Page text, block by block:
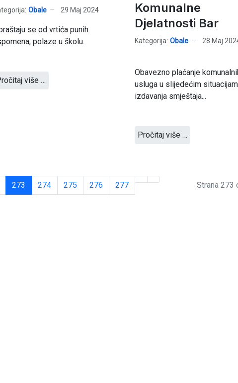
Obale 29 Maj 2024
se od vrtića punih
polaze u školu.
više …
Komunalne
Djelatnosti Bar
Kategorija: Obale 28 Maj
Obavezno plaćanje
usluga u slijedećim
izdavanja smještaja...
Pročitaj više …
273 274 275 276 277 Strana 273